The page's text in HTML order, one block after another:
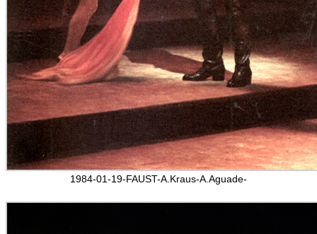
1984-01-19-FAUST-A.Kraus-A.Aguade-